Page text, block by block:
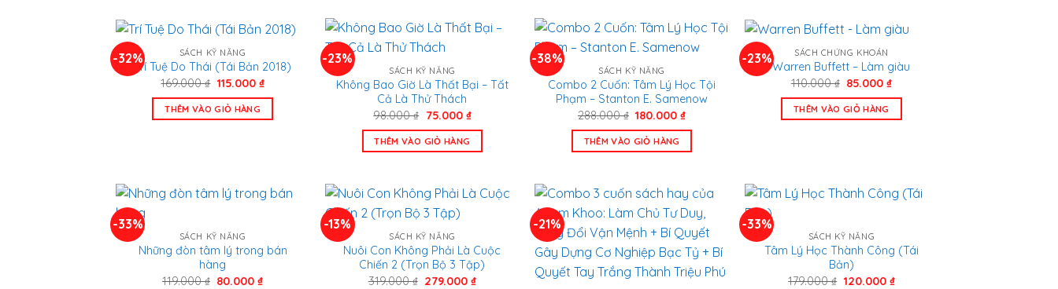
-32% SÁCH KỸ NĂNG
Trí Tuệ Do Thái (Tái Bản 2018)
169.000₫ Giá
là:
169.000 ₫.
115.000 ₫Giá
là:
THÊM VÀO GIỎ HÀNG
-23%
SÁCH KỸ NĂNG
Không Bao Giờ Là Thất Bại – Tất
Cả Là Thử Thách
98.000₫ Giá
là:
98.000 ₫.
75.000 ₫Giá
là:
THÊM VÀO GIỎ HÀNG
-38%
SÁCH KỸ NĂNG
Combo 2 Cuốn: Tâm Lý Học Tội
Phạm – Stanton E. Samenow
288.000₫ Giá
là:
288.000 ₫.
180.000₫Giá
là:
THÊM VÀO GIỎ HÀNG
-23% SÁCH CHỨNG KHOÁN
Warren Buffett – Làm giàu
110.000₫ Giá
là:
110.000 ₫.
85.000₫Giá
là:
THÊM VÀO GIỎ HÀNG
-33%
SÁCH KỸ NĂNG
Những đòn tâm lý trong bán
hàng
119.000₫ Giá
80.000₫Giá
-13%
SÁCH KỸ NĂNG
Nuôi Con Không Phải Là Cuộc
Chiến 2 (Trọn Bộ 3 Tập)
319.000₫ Giá
279.000₫Giá
-21% -33%
SÁCH KỸ NĂNG
Tâm Lý Học Thành Công (Tái
Bản)
179.000₫ Giá
120.000 ₫Giá